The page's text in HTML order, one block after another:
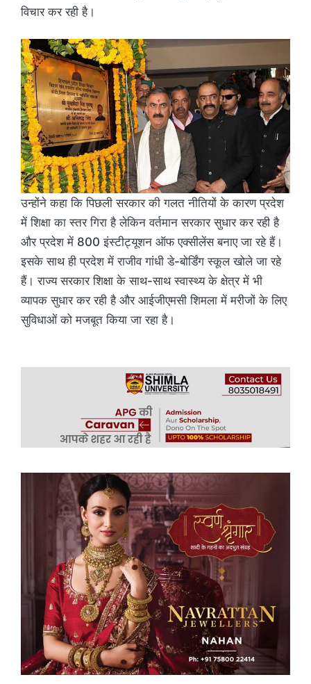
विचार कर रही है।
उन्होंने कहा कि पिछली सरकार की गलत नीतियों के कारण प्रदेश
में शिक्षा का स्तर गिरा है लेकिन वर्तमान सरकार सुधार कर रही है
और प्रदेश में 800 इंस्टीट्यूशन ऑफ एक्सीलेंस बनाए जा रहे हैं।
इसके साथ ही प्रदेश में राजीव गांधी डे-बोर्डिंग स्कूल खोले जा रहे
हैं। राज्य सरकार शिक्षा के साथ-साथ स्वास्थ्य के क्षेत्र में भी
व्यापक सुधार कर रही है और आईजीएमसी शिमला में मरीजों के लिए
सुविधाओं को मजबूत किया जा रहा है।